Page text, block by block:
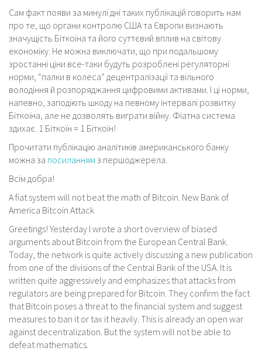
Сам факт появи за минулі дні таких публікацій говорить нам
про те, що органи контролю США та Європи визнають
значущість Біткоїна та його суттєвий вплив на світову
економіку. Не можна виключати, що при подальшому
зростанні ціни все-таки будуть розроблені регуляторні
норми, “палки в колеса” децентралізації та вільного
володіння й розпоряджання цифровими активами. І ці норми,
напевно, заподіють шкоду на певному інтервалі розвитку
Біткоїна, але не дозволять виграти війну. Фіатна система
здихає. 1 Біткоїн = 1 Біткоїн!
Прочитати публікацію аналітиків американського банку
можна за посиланням з першоджерела.
Всім добра!
A fiat system will not beat the math of Bitcoin. New Bank of
America Bitcoin Attack
Greetings! Yesterday I wrote a short overview of biased
arguments about Bitcoin from the European Central Bank.
Today, the network is quite actively discussing a new publication
from one of the divisions of the Central Bank of the USA. It is
written quite aggressively and emphasizes that attacks from
regulators are being prepared for Bitcoin. They confirm the fact
that Bitcoin poses a threat to the financial system and suggest
measures to ban it or tax it heavily. This is already an open war
against decentralization. But the system will not be able to
defeat mathematics.